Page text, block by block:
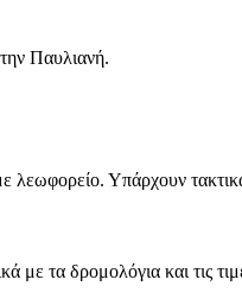
Παυλιανή.
με λεωφορείο. Υπάρχουν
με τα δρομολόγια και τις